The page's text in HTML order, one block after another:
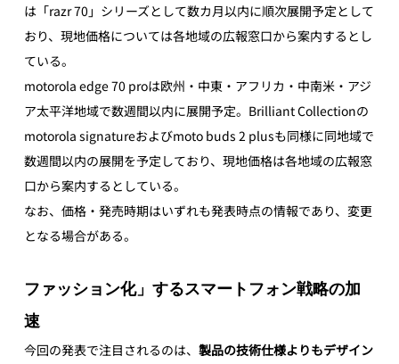
は「razr 70」シリーズとして数カ月以内に順次展開予定として
おり、現地価格については各地域の広報窓口から案内するとし
ている。
motorola edge 70 proは欧州・中東・アフリカ・中南米・アジ
ア太平洋地域で数週間以内に展開予定。Brilliant Collectionの
motorola signatureおよびmoto buds 2 plusも同様に同地域で
数週間以内の展開を予定しており、現地価格は各地域の広報窓
口から案内するとしている。
なお、価格・発売時期はいずれも発表時点の情報であり、変更
となる場合がある。
ファッション化」するスマートフォン戦略の加
速
今回の発表で注目されるのは、 製品の技術仕様よりもデザイン